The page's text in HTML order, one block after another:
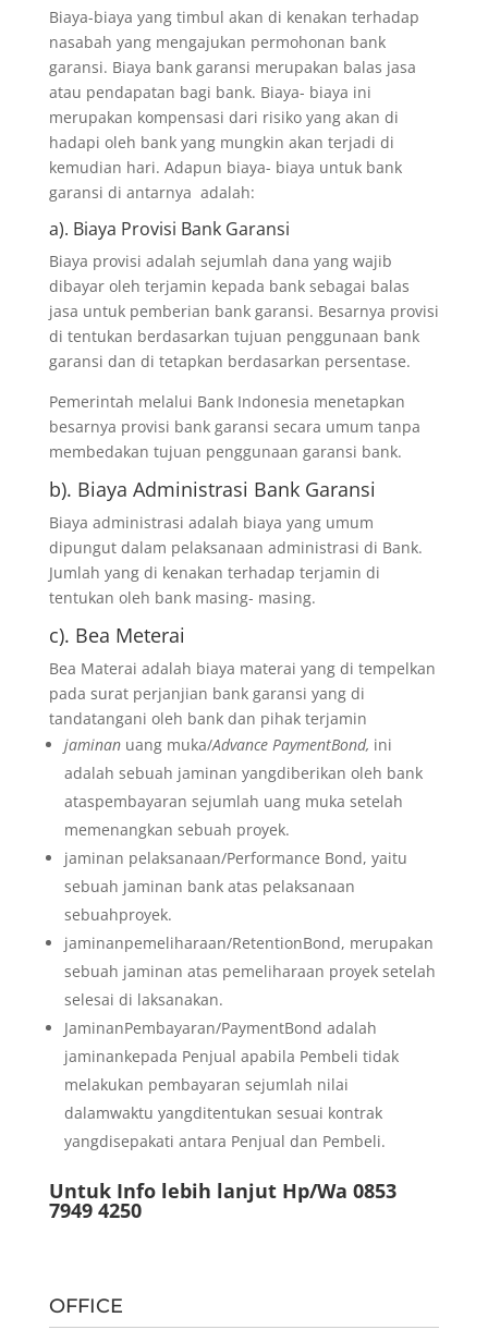
Biaya-biaya yang timbul akan di kenakan terhadap
nasabah yang mengajukan permohonan bank
garansi. Biaya bank garansi merupakan balas jasa
atau pendapatan bagi bank. Biaya- biaya ini
merupakan kompensasi dari risiko yang akan di
hadapi oleh bank yang mungkin akan terjadi di
kemudian hari. Adapun biaya- biaya untuk bank
garansi di antarnya adalah:
a). Biaya Provisi Bank Garansi
Biaya provisi adalah sejumlah dana yang wajib
dibayar oleh terjamin kepada bank sebagai balas
jasa untuk pemberian bank garansi. Besarnya provisi
di tentukan berdasarkan tujuan penggunaan bank
garansi dan di tetapkan berdasarkan persentase.
Pemerintah melalui Bank Indonesia menetapkan
besarnya provisi bank garansi secara umum tanpa
membedakan tujuan penggunaan garansi bank.
b). Biaya Administrasi Bank Garansi
Biaya administrasi adalah biaya yang umum
dipungut dalam pelaksanaan administrasi di Bank.
Jumlah yang di kenakan terhadap terjamin di
tentukan oleh bank masing- masing.
c). Bea Meterai
Bea Materai adalah biaya materai yang di tempelkan
pada surat perjanjian bank garansi yang di
tandatangani oleh bank dan pihak terjamin
jaminan uang muka/Advance PaymentBond, ini
adalah sebuah jaminan yangdiberikan oleh bank
ataspembayaran sejumlah uang muka setelah
memenangkan sebuah proyek.
jaminan pelaksanaan/Performance Bond, yaitu
sebuah jaminan bank atas pelaksanaan
sebuahproyek.
jaminanpemeliharaan/RetentionBond, merupakan
sebuah jaminan atas pemeliharaan proyek setelah
selesai di laksanakan.
JaminanPembayaran/PaymentBond adalah
jaminankepada Penjual apabila Pembeli tidak
melakukan pembayaran sejumlah nilai
dalamwaktu yangditentukan sesuai kontrak
yangdisepakati antara Penjual dan Pembeli.
Untuk Info lebih lanjut Hp/Wa 0853
7949 4250
OFFICE